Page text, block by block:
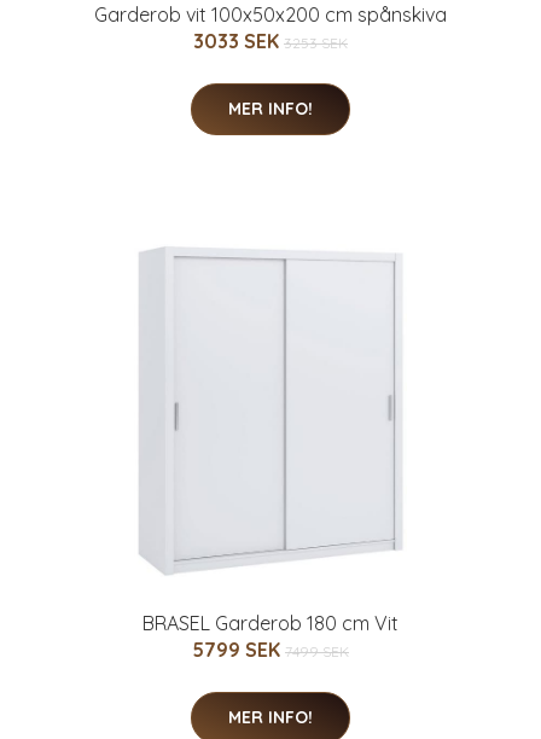
Garderob vit 100x50x200 cm spånskiva
3033 SEK 3253 SEK
MER INFO!
BRASEL Garderob 180 cm Vit
5799 SEK 7499 SEK
MER INFO!